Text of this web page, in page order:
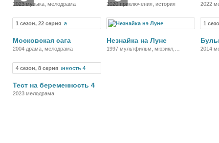
2023 музыка, мелодрама 2020 приключения, история 2022
1 сезон, 22 серия Сериал
Московская сага
2004 драма, мелодрама
Мультфильм
Незнайка на Луне
1997 мультфильм, мюзикл,
1
2014
4 сезон, 8 серия Сериал
Тест на беременность 4
2023 мелодрама